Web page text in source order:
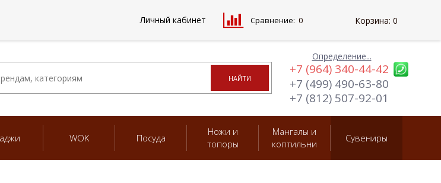
Определение...
+7 (964) 340-44-42
+7 (499) 490-63-80
+7 (812) 507-92-01
WOK Посуда
Ножи и
топоры
Мангалы и
коптильни
Сувениры
Личный кабинет Сравнение: 0 Корзина: 0